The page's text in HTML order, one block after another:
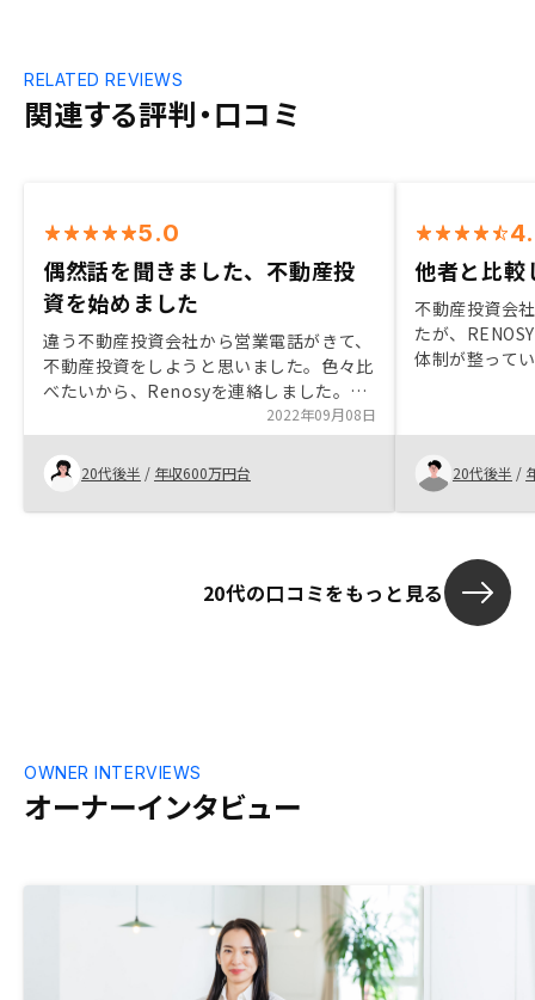
関連する評判・口コミ
RELATED REVIEWS
5.0
偶然話を聞きました、不動産投
資を始めました
違う不動産投資会社から営業電話がきて、
不動産投資をしようと思いました。色々比
べたいから、Renosyを連絡しました。最
初の担当はわかりずらいですが、担当変更
を希望しました。新しいの担当はベテラン
で、わかりやすくて効率的対応とても頼り
強かったです。
2022年09月08日
20代後半 / 年収600万円台
他者と比較
不動産投資会
たが、
体制が整って
相談にも乗っ
購入すること
20代後半 /
20代の口コミをもっと見る
オーナーインタビュー
OWNER INTERVIEWS